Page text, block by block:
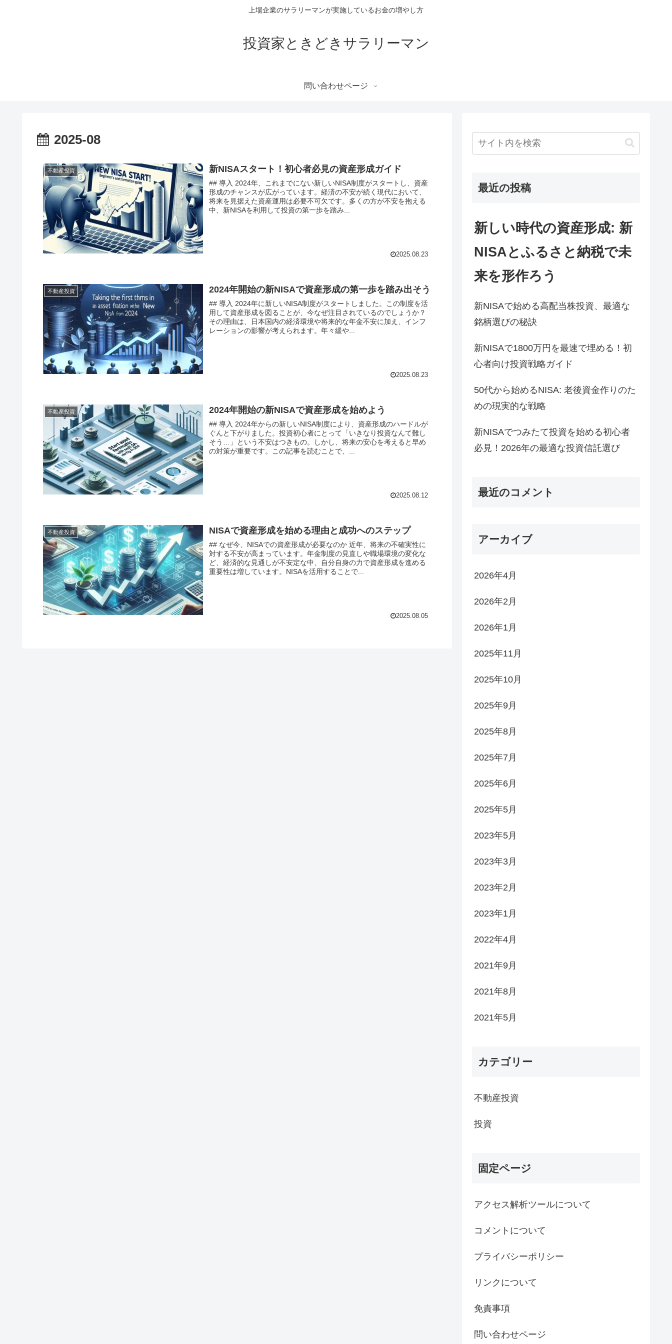
上場企業のサラリーマンが実施しているお金の増やし方
投資家ときどきサラリーマン
問い合わせページ
2025-08
不動産投資 新NISAスタート！初心者必見の資産形成ガイド
## 導入 2024年、これまでにない新しいNISA制度がスタートし、資産
形成のチャンスが広がっています。経済の不安が続く現代において、
将来を見据えた資産運用は必要不可欠です。多くの方が不安を抱える
中、新NISAを利用して投資の第一歩を踏み...
2025.08.23
不動産投資 2024年開始の新NISAで資産形成の第一歩を踏み出そう
## 導入 2024年に新しいNISA制度がスタートしました。この制度を活
用して資産形成を図ることが、今なぜ注目されているのでしょうか？
その理由は、日本国内の経済環境や将来的な年金不安に加え、インフ
レーションの影響が考えられます。年々緩や...
2025.08.23
不動産投資 2024年開始の新NISAで資産形成を始めよう
## 導入 2024年からの新しいNISA制度により、資産形成のハードルが
ぐんと下がりました。投資初心者にとって「いきなり投資なんて難し
そう…」という不安はつきもの。しかし、将来の安心を考えると早め
の対策が重要です。この記事を読むことで、...
2025.08.12
不動産投資 NISAで資産形成を始める理由と成功へのステップ
## なぜ今、NISAでの資産形成が必要なのか 近年、将来の不確実性に
対する不安が高まっています。年金制度の見直しや職場環境の変化な
ど、経済的な見通しが不安定な中、自分自身の力で資産形成を進める
重要性は増しています。NISAを活用することで...
2025.08.05
最近の投稿
新しい時代の資産形成: 新
NISAとふるさと納税で未
来を形作ろう
新NISAで始める高配当株投資、最適な
銘柄選びの秘訣
新NISAで1800万円を最速で埋める！初
心者向け投資戦略ガイド
50代から始めるNISA: 老後資金作りのた
めの現実的な戦略
新NISAでつみたて投資を始める初心者
必見！2026年の最適な投資信託選び
最近のコメント
アーカイブ
2026年4月
2026年2月
2026年1月
2025年11月
2025年10月
2025年9月
2025年8月
2025年7月
2025年6月
2025年5月
2023年5月
2023年3月
2023年2月
2023年1月
2022年4月
2021年9月
2021年8月
2021年5月
カテゴリー
不動産投資
投資
固定ページ
アクセス解析ツールについて
コメントについて
プライバシーポリシー
リンクについて
免責事項
問い合わせページ